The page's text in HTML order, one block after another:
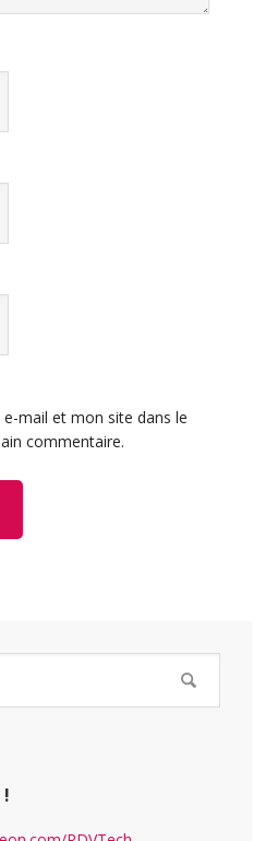
mail et mon site dans le
commentaire.
!